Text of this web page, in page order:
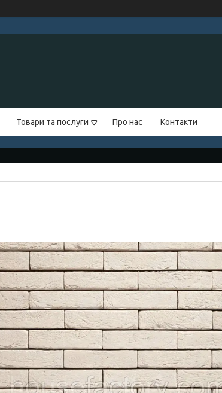
Товари та послуги Про нас Контакти